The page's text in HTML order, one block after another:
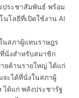
ประชาสัมพันธ์ พร้อม
โลยีที่เปิดใช้งาน AI
นสภาผู้แทนราษฎร
ที่นั่งสำหรับสมาชิก
ยค้านรายใหญ่ ได้แก่
จะได้ที่นั่งในสภาผู้
ด้แก่ พลังประชารัฐ